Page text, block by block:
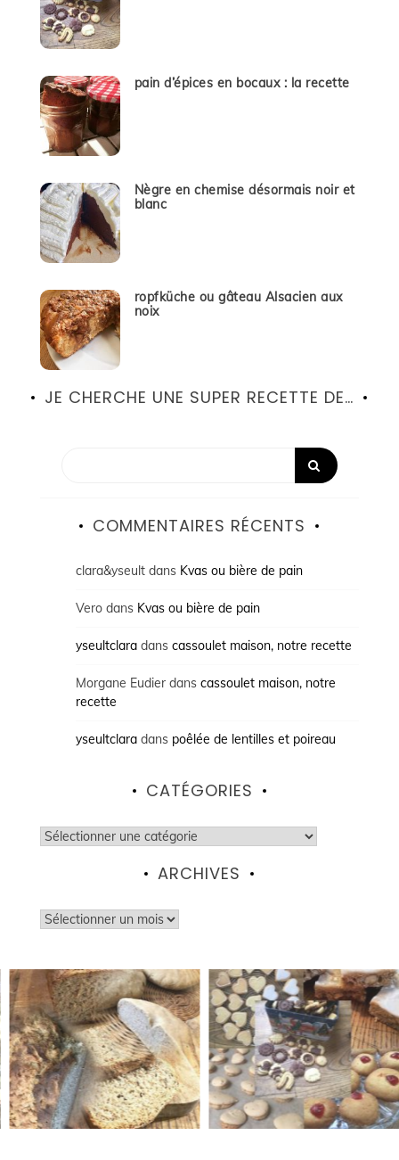
pain d’épices en bocaux : la recette
Nègre en chemise désormais noir et
blanc
ropfküche ou gâteau Alsacien aux
noix
JE CHERCHE UNE SUPER RECETTE DE…
COMMENTAIRES RÉCENTS
clara&yseultdans Kvas ou bière de pain
Verodans Kvas ou bière de pain
yseultclaradans cassoulet maison, notre recette
Morgane Eudierdans cassoulet maison, notre
recette
yseultclaradans poêlée de lentilles et poireau
CATÉGORIES
Catégories
ARCHIVES
Archives